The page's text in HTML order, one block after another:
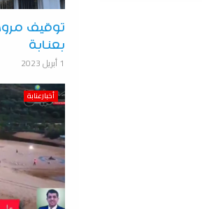
بعنابة
1 أبريل 2023
أخبارعنابة